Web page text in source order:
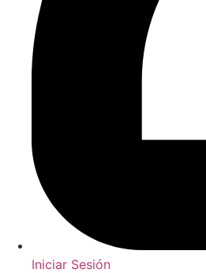
Iniciar Sesión